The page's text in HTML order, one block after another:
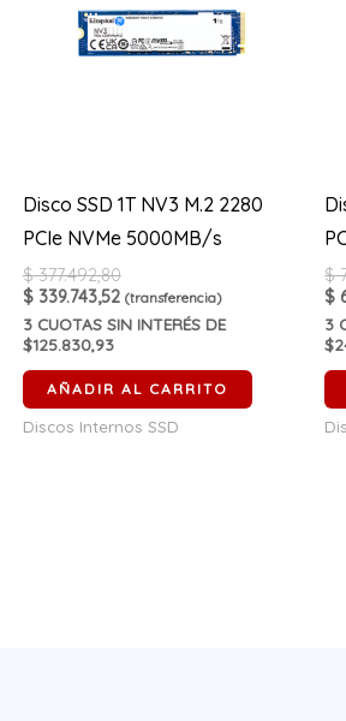
Disco SSD 1T NV3 M.2 2280
PCIe NVMe 5000MB/s
$377.492,80
$339.743,52 (transferencia)
3CUOTAS SIN INTERÉS DE
$125.830,93
AÑADIR AL CARRITO
Discos Internos SSD
$
$
3